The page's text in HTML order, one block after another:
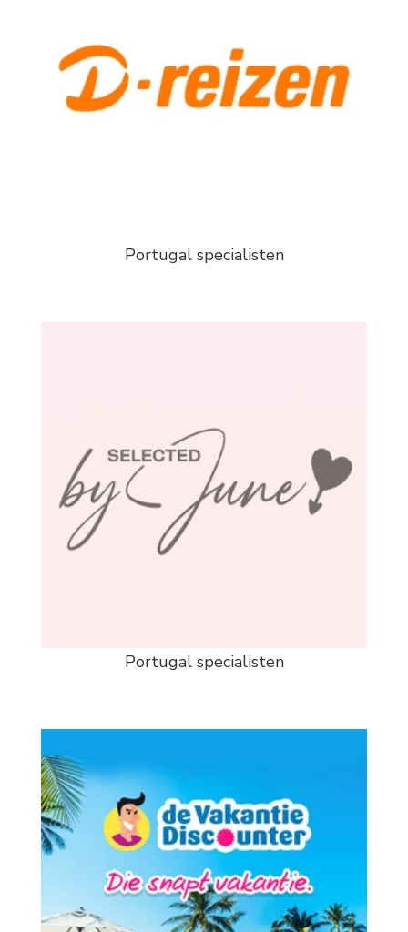
Portugal specialisten
Portugal specialisten